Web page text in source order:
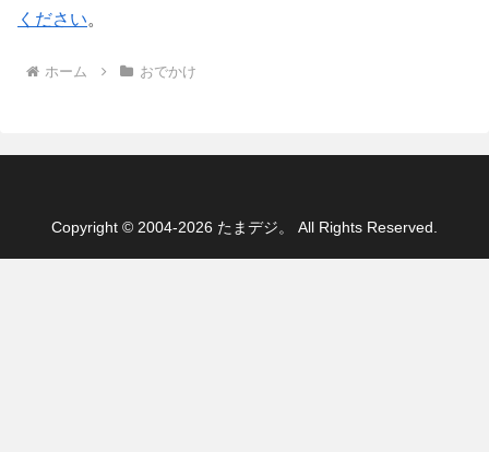
ください。
ホーム おでかけ
Copyright © 2004-2026 たまデジ。 All Rights Reserved.